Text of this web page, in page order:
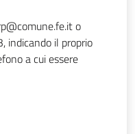
o
indicando il proprio
a cui essere